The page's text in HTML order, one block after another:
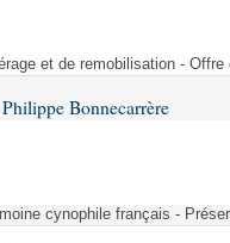
et de remobilisation -
Bonnecarrère
cynophile français -